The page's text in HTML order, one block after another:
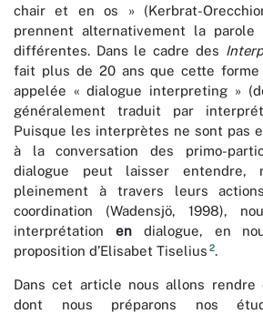
chair et en os » (Kerbrat-
prennent alternativement la parole
différentes. Dans le cadre des
fait plus de 20 ans que cette forme
appelée « dialogue interpreting »
généralement traduit par
Puisque les interprètes ne sont pas
à la conversation des primo-
dialogue peut laisser entendre,
pleinement à travers leurs
coordination (Wadensjö, 1998),
interprétation endialogue, en
proposition d’Elisabet Tiselius 2.
Dans cet article nous allons rendre
dont nous préparons nos